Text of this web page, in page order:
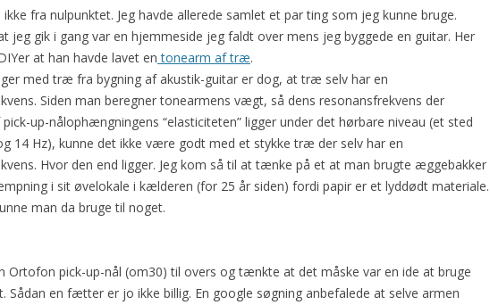
ikke fra nulpunktet. Jeg havde allerede samlet et par ting som jeg kunne bruge.
jeg gik i gang var en hjemmeside jeg faldt over mens jeg byggede en guitar. Her
at han havde lavet en tonearm af træ.
med træ fra bygning af akustik-guitar er dog, at træ selv har en
Siden man beregner tonearmens vægt, så dens resonansfrekvens der
up-nålophængningens “elasticiteten” ligger under det hørbare niveau (et sted
14 Hz), kunne det ikke være godt med et stykke træ der selv har en
Hvor den end ligger. Jeg kom så til at tænke på et at man brugte æggebakker
i sit øvelokale i kælderen (for 25 år siden) fordi papir er et lyddødt materiale.
man da bruge til noget.
Ortofon pick-up-nål (om30) til overs og tænkte at det måske var en ide at bruge
Sådan en fætter er jo ikke billig. En google søgning anbefalede at selve armen